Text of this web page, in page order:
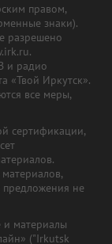
правом,
знаки).
разрешено
и радио
«Твой Иркутск».
все меры,
сертификации,
предложения не
и материалы
("Irkutsk